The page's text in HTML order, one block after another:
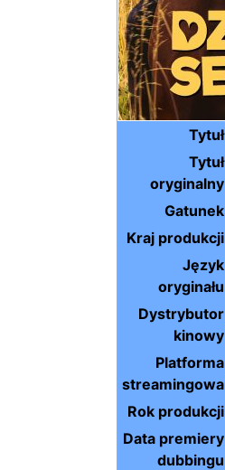
Tytuł
Tytuł
oryginalny
Gatunek
Kraj produkcji
Język
oryginału
Dystrybutor
kinowy
Platforma
streamingowa
Rok produkcji
Data premiery
dubbingu